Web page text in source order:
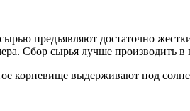
предъявляют достаточно
Сбор сырья лучше производить
корневище выдерживают под